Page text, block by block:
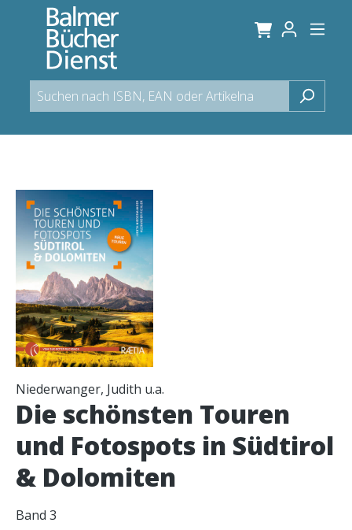
springen
Bildergalerie überspringen
Niederwanger, Judith u.a.
Die schönsten Touren
und Fotospots in Südtirol
& Dolomiten
Band 3